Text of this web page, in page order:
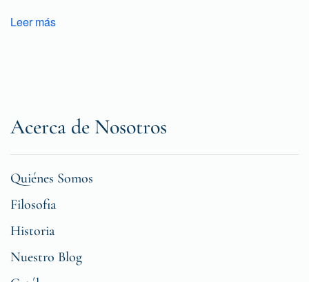
Leer más
Acerca de Nosotros
Quiénes Somos
Filosofia
Historia
Nuestro Blog